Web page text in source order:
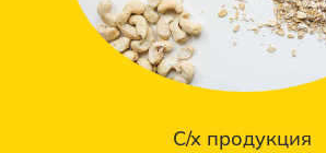
С/х продукция